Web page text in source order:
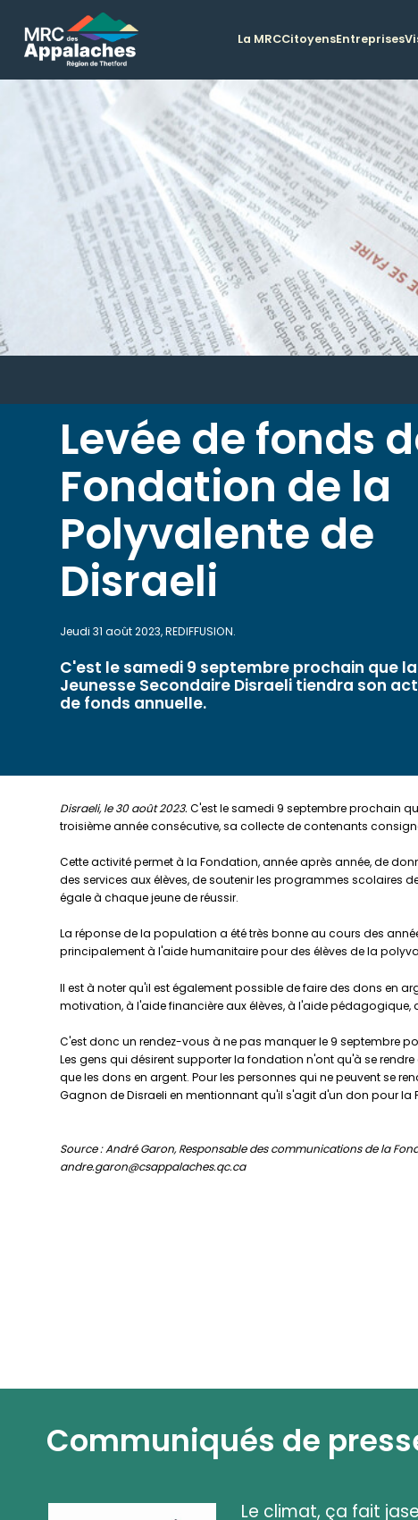
La MRCCitoyensEntreprises
Levée de fonds
Fondation de la
Polyvalente de
Disraeli
Jeudi 31 août 2023, REDIFFUSION.
C'est le samedi 9 septembre prochain que
Jeunesse Secondaire Disraeli tiendra son
de fonds annuelle.
Disraeli, le 30 août 2023. C'est le samedi 9 septembre prochain
troisième année consécutive, sa collecte de contenants
Cette activité permet à la Fondation, année après année, de
des services aux élèves, de soutenir les programmes scolaires
égale à chaque jeune de réussir.
La réponse de la population a été très bonne au cours des
principalement à l'aide humanitaire pour des élèves de la
Il est à noter qu'il est également possible de faire des dons en
motivation, à l'aide financière aux élèves, à l'aide
C'est donc un rendez-vous à ne pas manquer le 9 septembre
Les gens qui désirent supporter la fondation n'ont qu'à se
que les dons en argent. Pour les personnes qui ne peuvent se
Gagnon de Disraeli en mentionnant qu'il s'agit d'un don pour la
Source : André Garon, Responsable des communications de la
andre.garon@csappalaches.qc.ca
Communiqués de
Le climat, ça fait